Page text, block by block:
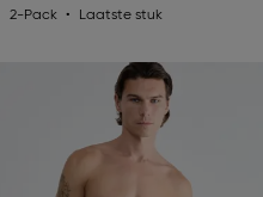
2-Pack Laatste stuk